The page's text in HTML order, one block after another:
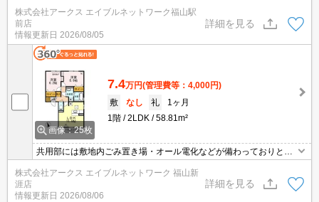
ト・シューズボックスなど豊富なので、広々と空間を利用すること
も可能です。忙しい朝でも鏡を見ながらサッと身支度を整えること
ができる洗面化粧台を備えております。駐輪場が利用可能な物件で
す。
株式会社アークス エイブルネットワーク福山駅
前店
情報更新日 2026/08/05
詳細を見る
画像：25枚
7.4万円(管理費等：4,000円)
敷
なし 礼
1ヶ月
1階
2LDK 58.81m²
共用部には敷地内ごみ置き場・オール電化などが備わっておりとて
も充実しています。収納はクロゼット・シューズボックスなど豊富
なので、衣類や履き物の整理がしやすく便利です。TVインターホン
付きなので、女性の方も安心です。小物の多い方は、おすすめの洗
面化粧台のある物件に住んで快適に朝の身支度をしましょう。
株式会社アークス エイブルネットワーク 福山新
涯店
情報更新日 2026/08/06
詳細を見る